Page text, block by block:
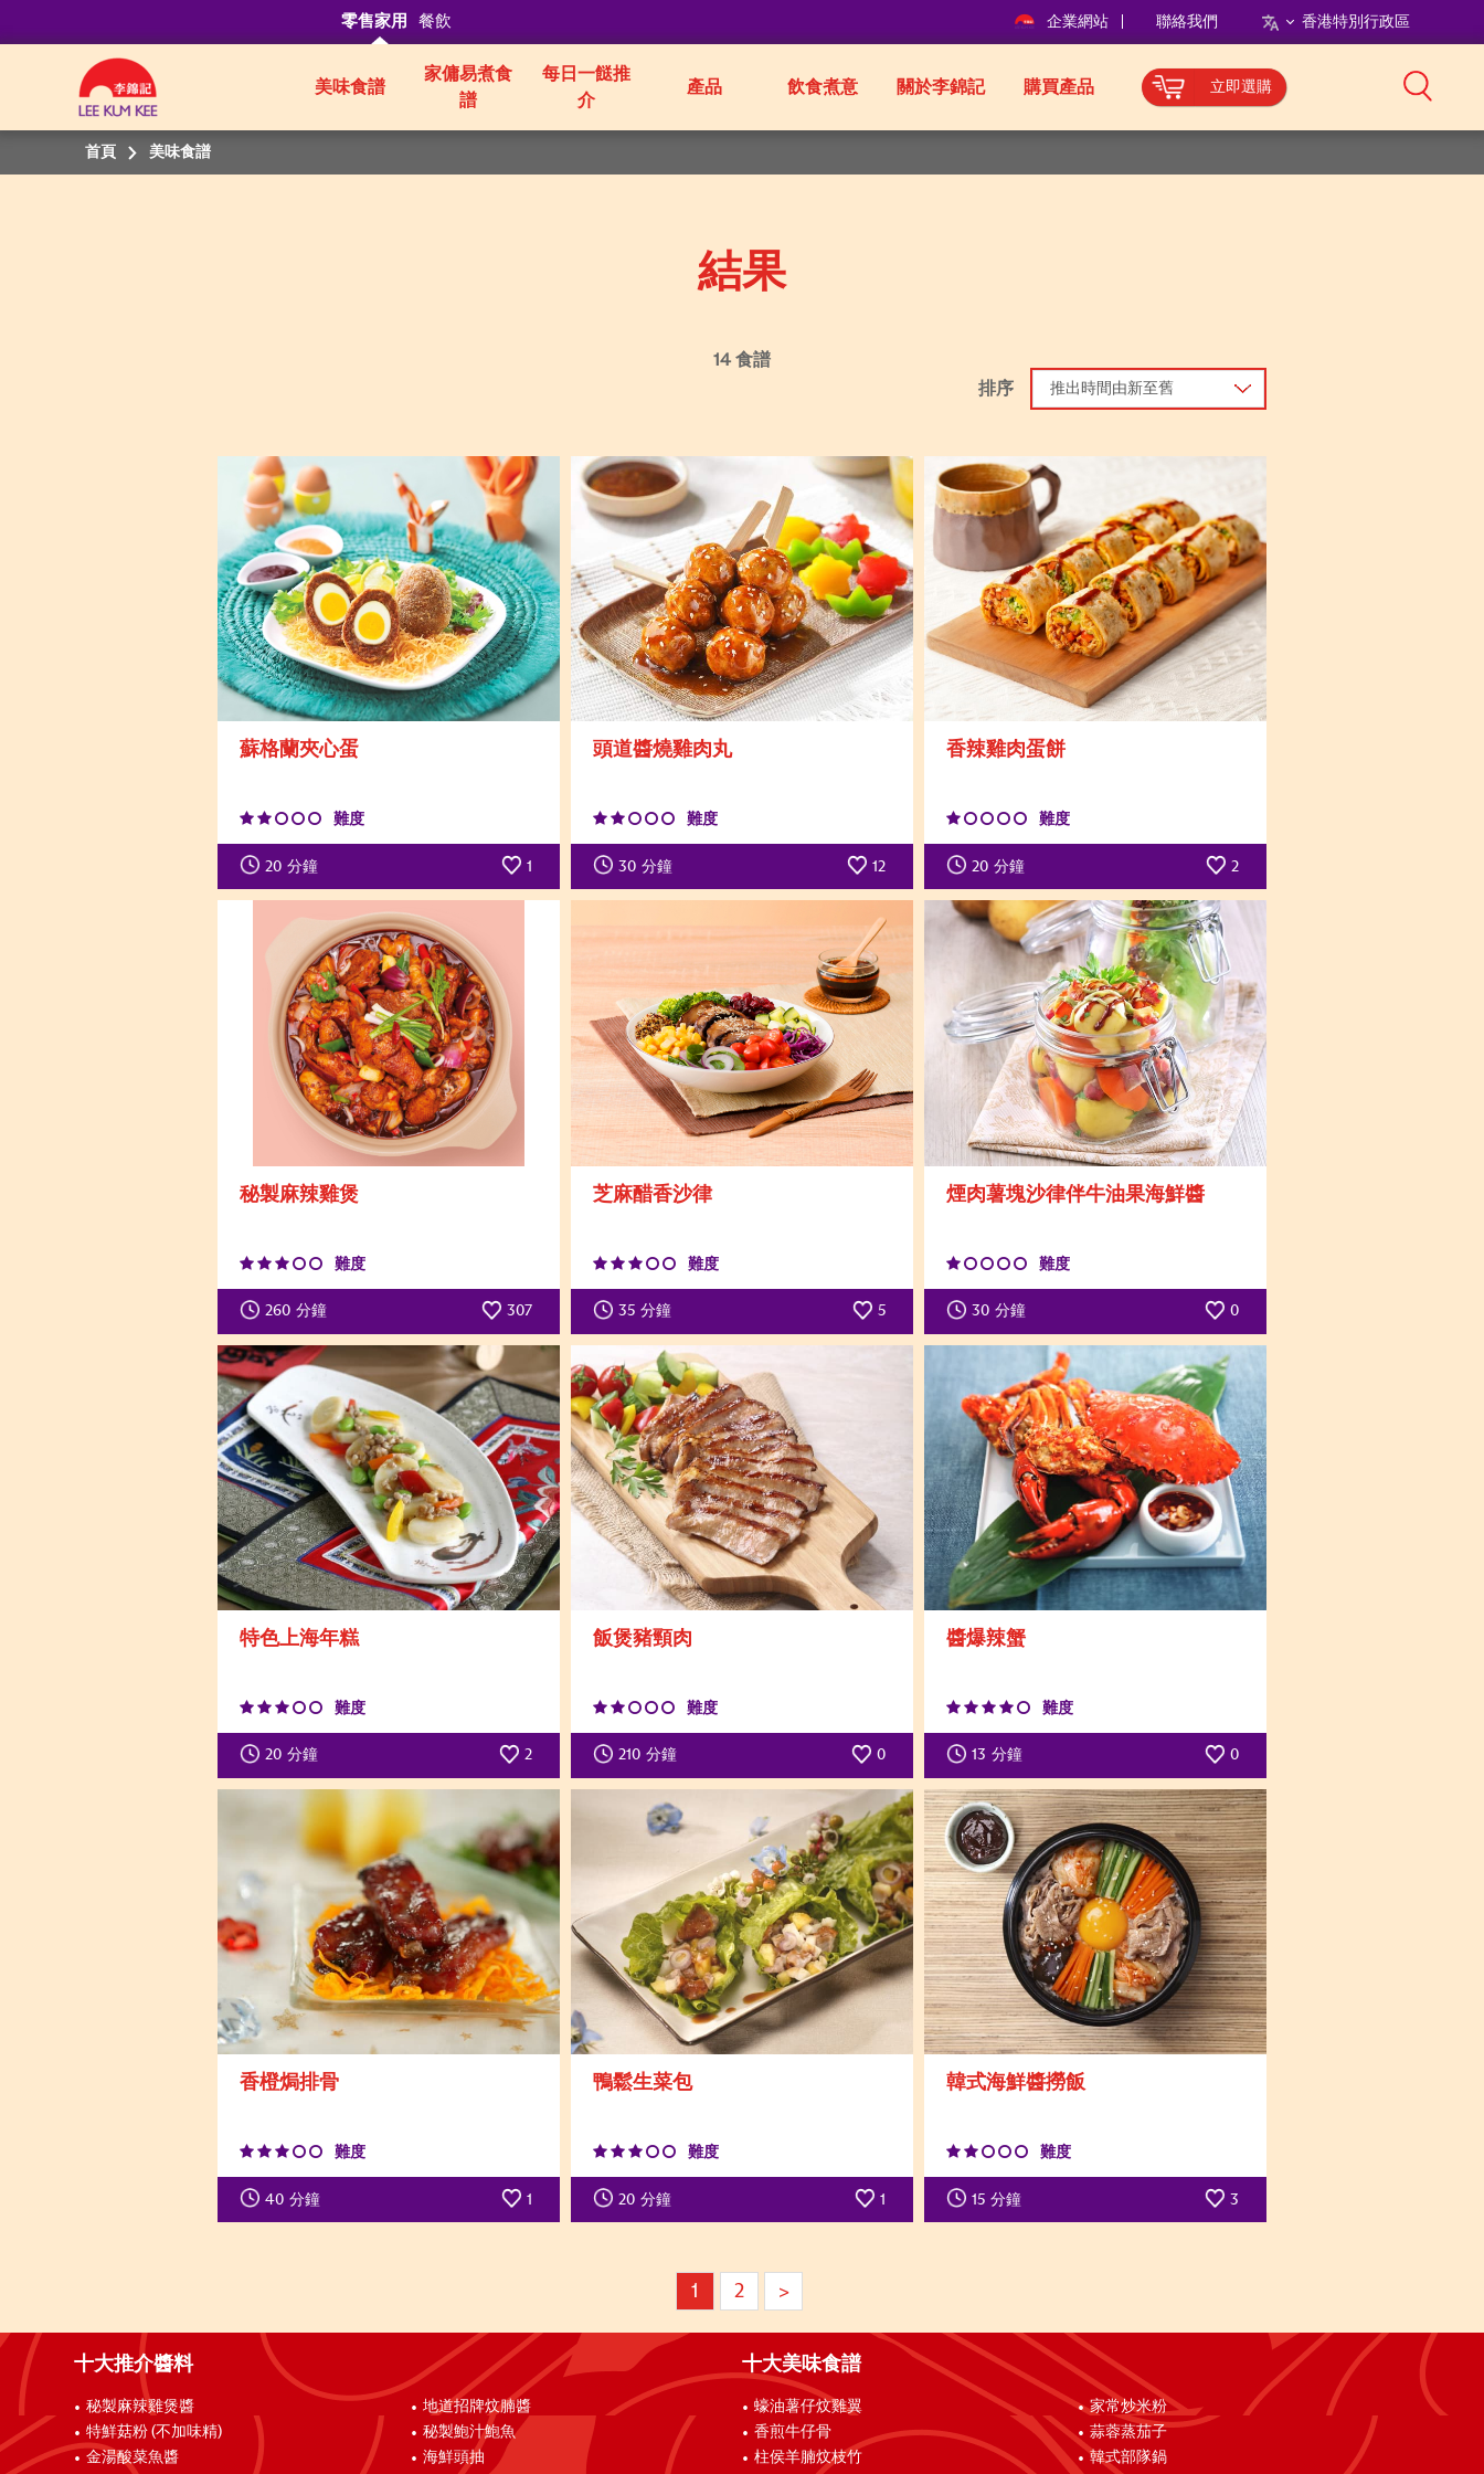
零售家用 餐飲 企業網站 聯絡我們 香港特別行政區
美味食譜
家傭易煮食
譜
每日一餸推
介
產品 飲食煮意 關於李錦記 購買產品 立即選購
首頁 美味食譜
結果
14 食譜
排序
推出時間由新至舊
蘇格蘭夾心蛋
難度
20 分鐘 1
頭道醬燒雞肉丸
難度
30 分鐘 12
香辣雞肉蛋餅
難度
20 分鐘 2
秘製麻辣雞煲
難度
260 分鐘 307
芝麻醋香沙律
難度
35 分鐘 5
煙肉薯塊沙律伴牛油果海鮮醬
難度
30 分鐘 0
特色上海年糕
難度
20 分鐘 2
飯煲豬頸肉
難度
210 分鐘 0
醬爆辣蟹
難度
13 分鐘 0
香橙焗排骨
難度
40 分鐘 1
鴨鬆生菜包
難度
20 分鐘 1
韓式海鮮醬撈飯
難度
15 分鐘 3
1 2 >
十大推介醬料
秘製麻辣雞煲醬
特鮮菇粉 (不加味精)
金湯酸菜魚醬
地道招牌炆腩醬
秘製鮑汁鮑魚
海鮮頭抽
十大美味食譜
蠔油薯仔炆雞翼
香煎牛仔骨
柱侯羊腩炆枝竹
家常炒米粉
蒜蓉蒸茄子
韓式部隊鍋